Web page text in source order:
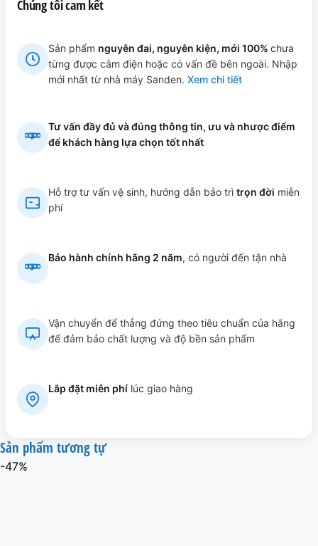
1105i
hợp
Siêu
(Tủ
mát
vừa)
số
Chúng tôi cam kết
Sản phẩm nguyên đai, nguyên kiện, mới 100% chưa
từng được cắm điện hoặc có vấn đề bên ngoài. Nhập
mới nhất từ nhà máy Sanden. Xem chi tiết
Tư vấn đầy đủ và đúng thông tin, ưu và nhược điểm
để khách hàng lựa chọn tốt nhất
Hỗ trợ tư vấn vệ sinh, hướng dẫn bảo trì trọn đời miễn
phí
Bảo hành chính hãng 2 năm, có người đến tận nhà
Vận chuyển để thẳng đứng theo tiêu chuẩn của hãng
để đảm bảo chất lượng và độ bền sản phẩm
Lắp đặt miễn phí lúc giao hàng
Sản phẩm tương tự
-47%